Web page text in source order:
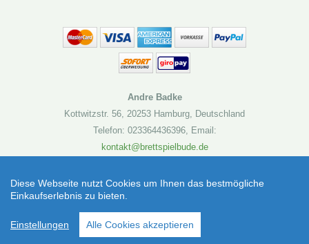
Andre Badke
Kottwitzstr. 56 20253 Hamburg Deutschland
Telefon: 023364436396, Email:
kontakt@brettspielbude.de
Brettspielbude.de
Virtual Revolution Board Game Box (Brettspiel) |
Diese Webseite nutzt Cookies um Ihnen das bestmögliche
Einkaufserlebnis zu bieten.
Einstellungen Alle Cookies akzeptieren
SEHR GUT (4.86 / 5)
aus
Bewertungen bei: shopvote.de ⓘ
Informationen zur Echtheit der Bewertungen